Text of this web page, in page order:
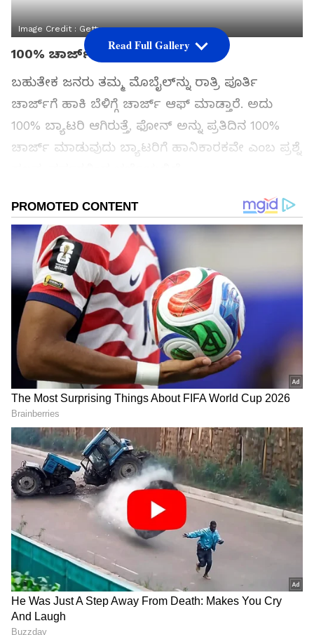
Image Credit : Getty
100% ಚಾರ್ಜ್
ಬಹುತೇಕ ಜನರು ತಮ್ಮ ಮೊಬೈಲ್‌ನ್ನು ರಾತ್ರಿ ಪೂರ್ತಿ
ಚಾರ್ಜ್‌ಗೆ ಹಾಕಿ ಬೆಳಿಗ್ಗೆ ಚಾರ್ಜ್‌ ಆಫ್‌ ಮಾಡ್ತಾರೆ. ಅದು
100% ಬ್ಯಾಟರಿ ಆಗಿರುತ್ತೆ, ಫೋನ್ ಅನ್ನು ಪ್ರತಿದಿನ 100%
ಚಾರ್ಜ್ ಮಾಡುವುದು ಬ್ಯಾಟರಿಗೆ ಹಾನಿಕಾರಕವೇ ಎಂಬ ಪ್ರಶ್ನೆ
ತಜ್ಞರ ಪ್ರಕಾರ, ಲಿಥಿಯಂ-ಐಯಾನ್ ಬ್ಯಾಟರಿಗಳು
ನಿರಂತರವಾಗಿ 100% ಚಾರ್ಜ್ ಸ್ಥಿತಿಯಲ್ಲಿ ಉಳಿದರೆ ಅವುಗಳ
ರಾಸಾಯನಿಕ ಬಹಳ ದಿನಗಳವರೆಗೆ ಬರದೆ ಇರಬಹುದು.
ಇದರಿಂದ ಬ್ಯಾಟರಿಯ ಸಾಮರ್ಥ್ಯ ಸ್ವಲ್ಪ ಮಟ್ಟಿಗೆ
ಕಡಿಮೆಯಾಗುವ ಸಾಧ್ಯತೆ ಇದೆ. ಆದರೆ ಇದು ತಕ್ಷಣ ಪರಿಣಾಮ
ಬಿರಲ್ಲ, ವರ್ಷಗಳ ನಂತರ ಕಾಣಿಸಬಹುದು.
ಸಮಗ್ರ ಸುದ್ದಿ ಮೂಲವನ್ನಾಗಿ asianet suvarna news ಅನ್ನು
ಆಯ್ಕೆ ಮಾಡಿಕೊಳ್ಳಿ
Read Full Gallery